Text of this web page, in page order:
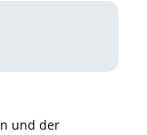
und der